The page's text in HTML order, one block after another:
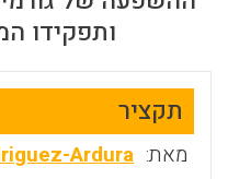
ותפקידו
תקציר
מאת: Ardura